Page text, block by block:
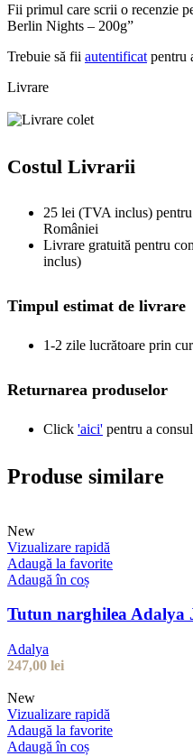
Fii primul care scrii o recenzie
Berlin Nights – 200g”
Trebuie să fii autentificat pentru
Livrare
Costul Livrarii
25 lei (TVA inclus)
României
Livrare gratuită pentru
inclus)
Timpul estimat de livrare
1-2 zile lucrătoare prin
Returnarea produselor
Click 'aici' pentru a
Produse similare
New
Vizualizare rapidă
Adaugă la favorite
Adaugă în coș
Tutun narghilea Adalya
Adalya
247,00 lei
New
Vizualizare rapidă
Adaugă la favorite
Adaugă în coș